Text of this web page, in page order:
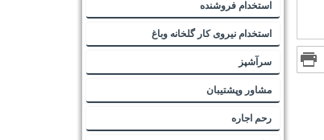
استخدام فروشنده
استخدام نیروی کار گلخانه وباغ
سرآشپز
مشاور وپشتیبان
رحم اجاره